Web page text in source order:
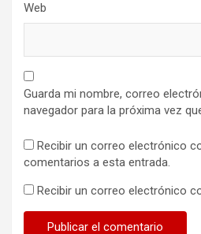
Web
Guarda mi nombre, correo
navegador para la próxima vez
Recibir un correo electrónico
comentarios a esta entrada.
Recibir un correo electrónico